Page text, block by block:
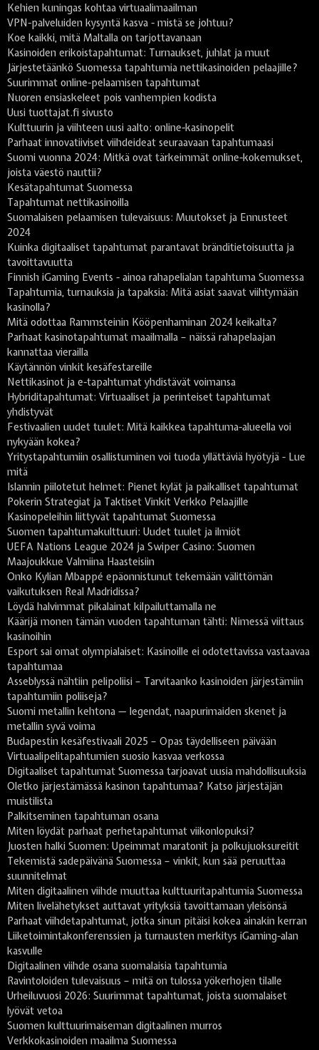
Kehien kuningas kohtaa virtuaalimaailman
VPN-palveluiden kysyntä kasva - mistä se johtuu?
Koe kaikki, mitä Maltalla on tarjottavanaan
Kasinoiden erikoistapahtumat: Turnaukset, juhlat ja muut
Järjestetäänkö Suomessa tapahtumia nettikasinoiden pelaajille?
Suurimmat online-pelaamisen tapahtumat
Nuoren ensiaskeleet pois vanhempien kodista
Uusi tuottajat.fi sivusto
Kulttuurin ja viihteen uusi aalto: online-kasinopelit
Parhaat innovatiiviset viihdeideat seuraavaan tapahtumaasi
Suomi vuonna 2024: Mitkä ovat tärkeimmät online-kokemukset,
joista väestö nauttii?
Kesätapahtumat Suomessa
Tapahtumat nettikasinoilla
Suomalaisen pelaamisen tulevaisuus: Muutokset ja Ennusteet
2024
Kuinka digitaaliset tapahtumat parantavat bränditietoisuutta ja
tavoittavuutta
Finnish iGaming Events - ainoa rahapelialan tapahtuma Suomessa
Tapahtumia, turnauksia ja tapaksia: Mitä asiat saavat viihtymään
kasinolla?
Mitä odottaa Rammsteinin Kööpenhaminan 2024 keikalta?
Parhaat kasinotapahtumat maailmalla – näissä rahapelaajan
kannattaa vierailla
Käytännön vinkit kesäfestareille
Nettikasinot ja e-tapahtumat yhdistävät voimansa
Hybriditapahtumat: Virtuaaliset ja perinteiset tapahtumat
yhdistyvät
Festivaalien uudet tuulet: Mitä kaikkea tapahtuma-alueella voi
nykyään kokea?
Yritystapahtumiin osallistuminen voi tuoda yllättäviä hyötyjä - Lue
mitä
Islannin piilotetut helmet: Pienet kylät ja paikalliset tapahtumat
Pokerin Strategiat ja Taktiset Vinkit Verkko Pelaajille
Kasinopeleihin liittyvät tapahtumat Suomessa
Suomen tapahtumakulttuuri: Uudet tuulet ja ilmiöt
UEFA Nations League 2024 ja Swiper Casino: Suomen
Maajoukkue Valmiina Haasteisiin
Onko Kylian Mbappé epäonnistunut tekemään välittömän
vaikutuksen Real Madridissa?
Löydä halvimmat pikalainat kilpailuttamalla ne
Käärijä monen tämän vuoden tapahtuman tähti: Nimessä viittaus
kasinoihin
Esport sai omat olympialaiset: Kasinoille ei odotettavissa vastaavaa
tapahtumaa
Asseblyssä nähtiin pelipoliisi – Tarvitaanko kasinoiden järjestämiin
tapahtumiin poliiseja?
Suomi metallin kehtona — legendat, naapurimaiden skenet ja
metallin syvä voima
Budapestin kesäfestivaali 2025 – Opas täydelliseen päivään
Virtuaalipelitapahtumien suosio kasvaa verkossa
Digitaaliset tapahtumat Suomessa tarjoavat uusia mahdollisuuksia
Oletko järjestämässä kasinon tapahtumaa? Katso järjestäjän
muistilista
Palkitseminen tapahtuman osana
Miten löydät parhaat perhetapahtumat viikonlopuksi?
Juosten halki Suomen: Upeimmat maratonit ja polkujuoksureitit
Tekemistä sadepäivänä Suomessa – vinkit, kun sää peruuttaa
suunnitelmat
Miten digitaalinen viihde muuttaa kulttuuritapahtumia Suomessa
Miten livelähetykset auttavat yrityksiä tavoittamaan yleisönsä
Parhaat viihdetapahtumat, jotka sinun pitäisi kokea ainakin kerran
Liiketoimintakonferenssien ja turnausten merkitys iGaming-alan
kasvulle
Digitaalinen viihde osana suomalaisia tapahtumia
Ravintoloiden tulevaisuus – mitä on tulossa yökerhojen tilalle
Urheiluvuosi 2026: Suurimmat tapahtumat, joista suomalaiset
lyövät vetoa
Suomen kulttuurimaiseman digitaalinen murros
Verkkokasinoiden maailma Suomessa